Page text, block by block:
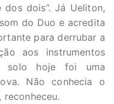
dois”. Já Ueliton,
do Duo e acredita
para derrubar a
aos instrumentos
solo hoje foi uma
Não conhecia o
reconheceu.